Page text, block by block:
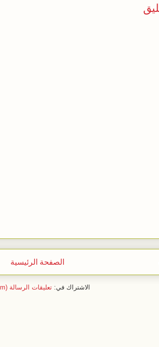
الصفحة الرئيسية
الاشتراك في: تعليقات الرسالة (Atom)